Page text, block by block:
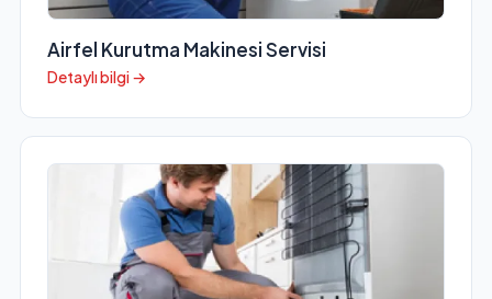
Airfel Kurutma Makinesi Servisi
Detaylı bilgi →